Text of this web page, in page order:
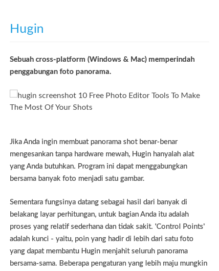
Hugin
Sebuah cross-platform (Windows & Mac) memperindah
penggabungan foto panorama.
Jika Anda ingin membuat panorama shot benar-benar
mengesankan tanpa hardware mewah, Hugin hanyalah alat
yang Anda butuhkan. Program ini dapat menggabungkan
bersama banyak foto menjadi satu gambar.
Sementara fungsinya datang sebagai hasil dari banyak di
belakang layar perhitungan, untuk bagian Anda itu adalah
proses yang relatif sederhana dan tidak sakit. 'Control Points'
adalah kunci - yaitu, poin yang hadir di lebih dari satu foto
yang dapat membantu Hugin menjahit seluruh panorama
bersama-sama. Beberapa pengaturan yang lebih maju mungkin